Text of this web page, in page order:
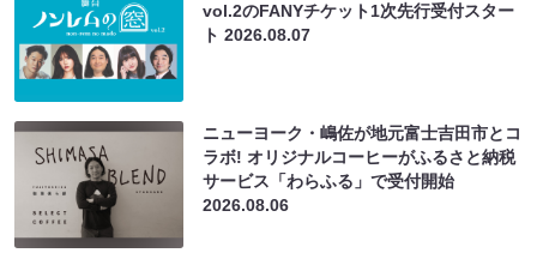
vol.2のFANYチケット1次先行受付スター
ト2026.08.07
ニューヨーク・嶋佐が地元富士吉田市とコ
ラボ! オリジナルコーヒーがふるさと納税
サービス「わらふる」で受付開始
2026.08.06